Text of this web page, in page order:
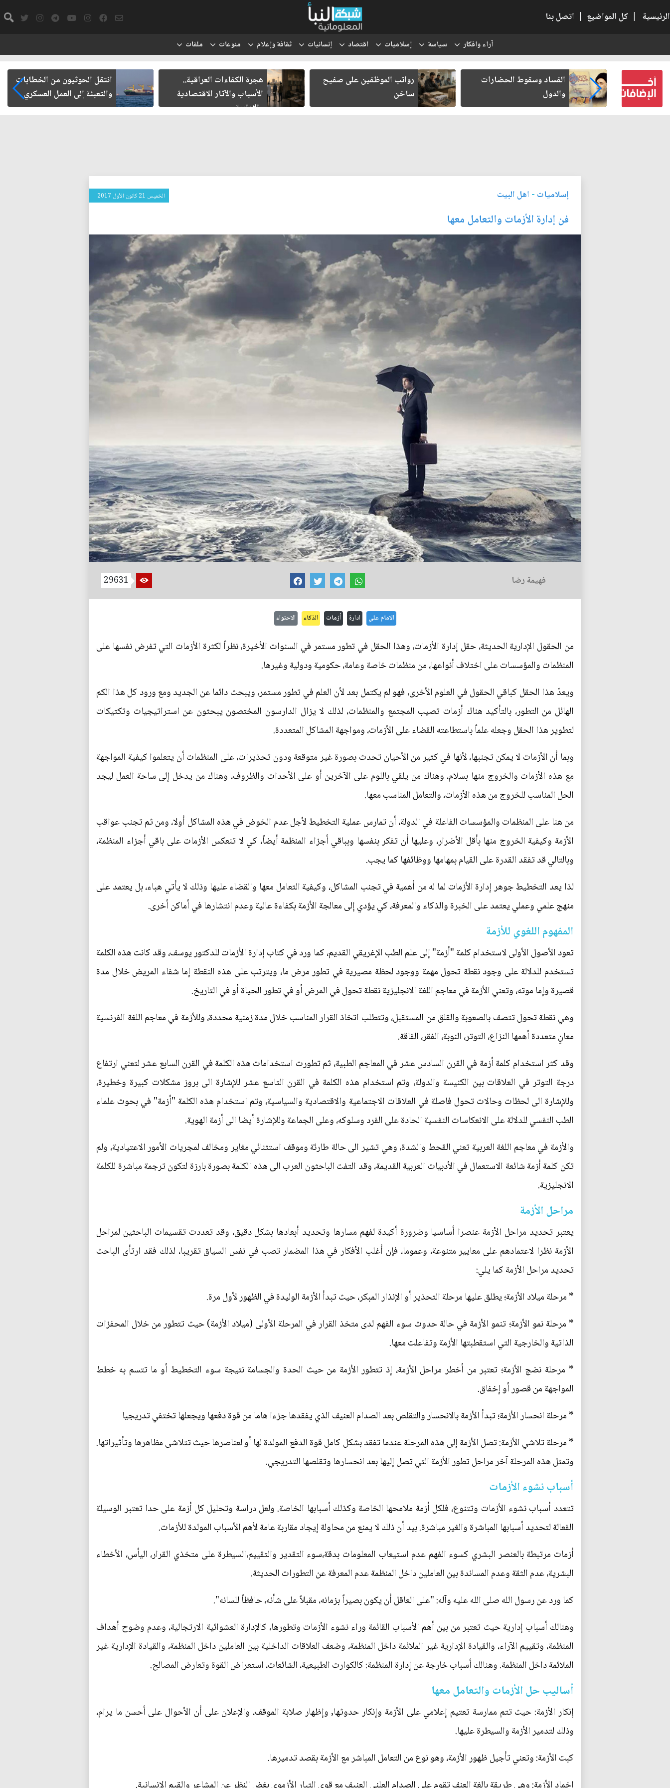
الرئيسية | كل المواضيع | اتصل بنا
آراء وافكار سياسة إسلاميات اقتصاد إنسانيات ثقافة وإعلام منوعات ملفات
كتب لنفسه
الفساد وسقوط الحضارات
والدول
رواتب الموظفين على صفيح
ساخن
هجرة الكفاءات العراقية..
الأسباب والآثار الاقتصادية
والإدارية
انتقل الحوثيون من الخطابات
والتعبئة إلى العمل العسكري
إسلاميات - اهل البيت الخميس 21 كانون الأول 2017
فن إدارة الأزمات والتعامل معها
فهيمة رضا 29631
الامام علي ادارة أزمات الذكاء الاحتواء
من الحقول الإدارية الحديثة، حقل إدارة الأزمات، وهذا الحقل في تطور مستمر في السنوات الأخيرة، نظراً لكثرة الأزمات التي تفرض نفسها على
المنظمات والمؤسسات على اختلاف أنواعها، من منظمات خاصة وعامة، حكومية ودولية وغيرها.
ويعدّ هذا الحقل كباقي الحقول في العلوم الأخرى، فهو لم يكتمل بعد لأن العلم في تطور مستمر، ويبحث دائما عن الجديد ومع ورود كل هذا الكم
الهائل من التطور، بالتأكيد هناك أزمات تصيب المجتمع والمنظمات، لذلك لا يزال الدارسون المختصون يبحثون عن استراتيجيات وتكتيكات
لتطوير هذا الحقل وجعله علماً باستطاعته القضاء على الأزمات، ومواجهة المشاكل المتعددة.
وبما أن الأزمات لا يمكن تجنبها، لأنها في كثير من الأحيان تحدث بصورة غير متوقعة ودون تحذيرات، على المنظمات أن يتعلموا كيفية المواجهة
مع هذه الأزمات والخروج منها بسلام، وهناك من يلقي باللوم على الآخرين أو على الأحداث والظروف، وهناك من يدخل إلى ساحة العمل ليجد
الحل المناسب للخروج من هذه الأزمات، والتعامل المناسب معها.
من هنا على المنظمات والمؤسسات الفاعلة في الدولة، أن تمارس عملية التخطيط لأجل عدم الخوض في هذه المشاكل أولا، ومن ثم تجنب عواقب
الأزمة وكيفية الخروج منها بأقل الأضرار، وعليها أن تفكر بنفسها وبباقي أجزاء المنظمة أيضاً، كي لا تنعكس الأزمات على باقي أجزاء المنظمة،
وبالتالي قد تفقد القدرة على القيام بمهامها ووظائفها كما يجب.
لذا يعد التخطيط جوهر إدارة الأزمات لما له من أهمية في تجنب المشاكل، وكيفية التعامل معها والقضاء عليها وذلك لا يأتي هباء، بل يعتمد على
منهج علمي وعملي يعتمد على الخبرة والذكاء والمعرفة، كي يؤدي إلى معالجة الأزمة بكفاءة عالية وعدم انتشارها في أماكن أخرى.
المفهوم اللغوي للأزمة
تعود الأصول الأولى لاستخدام كلمة "أزمة" إلى علم الطب الإغريقي القديم، كما ورد في كتاب إدارة الأزمات للدكتور يوسف، وقد كانت هذه الكلمة
تستخدم للدلالة على وجود نقطة تحول مهمة ووجود لحظة مصيرية في تطور مرض ما، ويترتب على هذه النقطة إما شفاء المريض خلال مدة
قصيرة وإما موته، وتعني الأزمة في معاجم اللغة الانجليزية نقطة تحول في المرض أو في تطور الحياة أو في التاريخ.
وهي نقطة تحول تتصف بالصعوبة والقلق من المستقبل، وتتطلب اتخاذ القرار المناسب خلال مدة زمنية محددة، وللأزمة في معاجم اللغة الفرنسية
معانٍ متعددة أهمها النزاع، التوتر، النوبة، الفقر، الفاقة.
وقد كثر استخدام كلمة أزمة في القرن السادس عشر في المعاجم الطبية، ثم تطورت استخدامات هذه الكلمة في القرن السابع عشر لتعني ارتفاع
درجة التوتر في العلاقات بين الكنيسة والدولة، وتم استخدام هذه الكلمة في القرن التاسع عشر للإشارة الى بروز مشكلات كبيرة وخطيرة،
وللإشارة الى لحظات وحالات تحول فاصلة في العلاقات الاجتماعية والاقتصادية والسياسية، وتم استخدام هذه الكلمة "أزمة" في بحوث علماء
الطب النفسي للدلالة على الانعكاسات النفسية الحادة على الفرد وسلوكه، وعلى الجماعة وللإشارة أيضا الى أزمة الهوية.
والأزمة في معاجم اللغة العربية تعني القحط والشدة، وهي تشير الى حالة طارئة وموقف استثنائي مغاير ومخالف لمجريات الأمور الاعتيادية، ولم
تكن كلمة أزمة شائعة الاستعمال في الأدبيات العربية القديمة، وقد التفت الباحثون العرب الى هذه الكلمة بصورة بارزة لتكون ترجمة مباشرة للكلمة
الانجليزية.
مراحل الأزمة
يعتبر تحديد مراحل الأزمة عنصرا أساسيا وضرورة أكيدة لفهم مسارها وتحديد أبعادها بشكل دقيق، وقد تعددت تقسيمات الباحثين لمراحل
الأزمة نظرا لاعتمادهم على معايير متنوعة، وعموما، فإن أغلب الأفكار في هذا المضمار تصب في نفس السياق تقريبا، لذلك فقد ارتأى الباحث
تحديد مراحل الأزمة كما يلي:
* مرحلة ميلاد الأزمة؛ يطلق عليها مرحلة التحذير أو الإنذار المبكر، حيث تبدأ الأزمة الوليدة في الظهور لأول مرة.
* مرحلة نمو الأزمة؛ تنمو الأزمة في حالة حدوث سوء الفهم لدى متخذ القرار في المرحلة الأولى (ميلاد الأزمة) حيث تتطور من خلال المحفزات
الذاتية والخارجية التي استقطبتها الأزمة وتفاعلت معها.
* مرحلة نضج الأزمة؛ تعتبر من أخطر مراحل الأزمة، إذ تتطور الأزمة من حيث الحدة والجسامة نتيجة سوء التخطيط أو ما تتسم به خطط
المواجهة من قصور أو إخفاق.
* مرحلة انحسار الأزمة؛ تبدأ الأزمة بالانحسار والتقلص بعد الصدام العنيف الذي يفقدها جزءا هاما من قوة دفعها ويجعلها تختفي تدريجيا
* مرحلة تلاشي الأزمة: تصل الأزمة إلى هذه المرحلة عندما تفقد بشكل كامل قوة الدفع المولدة لها أو لعناصرها حيث تتلاشى مظاهرها وتأثيراتها.
وتمثل هذه المرحلة آخر مراحل تطور الأزمة التي تصل إليها بعد انحسارها وتقلصها التدريجي.
أسباب نشوء الأزمات
تتعدد أسباب نشوء الأزمات وتتنوع، فلكل أزمة ملامحها الخاصة وكذلك أسبابها الخاصة. ولعل دراسة وتحليل كل أزمة على حدا تعتبر الوسيلة
الفعالة لتحديد أسبابها المباشرة والغير مباشرة. بيد أن ذلك لا يمنع من محاولة إيجاد مقاربة عامة لأهم الأسباب المولدة للأزمات.
أزمات مرتبطة بالعنصر البشري كسوء الفهم عدم استيعاب المعلومات بدقة،سوء التقدير والتقييم،السيطرة على متخذي القرار، اليأس، الأخطاء
البشرية، عدم الثقة وعدم المساندة بين العاملين داخل المنظمة عدم المعرفة عن التطورات الحديثة.
كما ورد عن رسول الله صلى الله عليه وآله: "على العاقل أن يكون بصيراً بزمانه، مقبلاً على شأنه، حافظاً للسانه".
وهنالك أسباب إدارية حيث تعتبر من بين أهم الأسباب القائمة وراء نشوء الأزمات وتطورها، كالإدارة العشوائية الارتجالية، وعدم وضوح أهداف
المنظمة، وتقييم الآراء، والقيادة الإدارية غير الملائمة داخل المنظمة، وضعف العلاقات الداخلية بين العاملين داخل المنظمة، والقيادة الإدارية غير
الملائمة داخل المنظمة. وهنالك أسباب خارجة عن إدارة المنظمة: كالكوارث الطبيعية، الشائعات، استعراض القوة وتعارض المصالح.
أساليب حل الأزمات والتعامل معها
إنكار الأزمة: حيث تتم ممارسة تعتيم إعلامي على الأزمة وإنكار حدوثها, وإظهار صلابة الموقف، والإعلان على أن الأحوال على أحسن ما يرام،
وذلك لتدمير الأزمة والسيطرة عليها.
كبت الأزمة: وتعني تأجيل ظهور الأزمة، وهو نوع من التعامل المباشر مع الأزمة بقصد تدميرها.